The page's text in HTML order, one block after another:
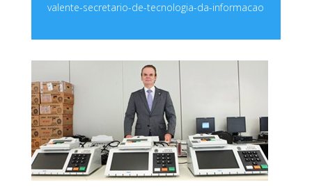
valente-secretario-de-tecnologia-da-informacao